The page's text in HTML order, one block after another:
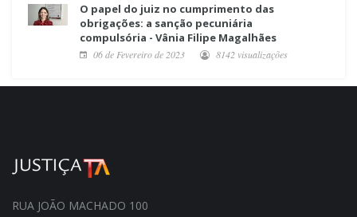
O papel do juiz no cumprimento das
obrigações: a sanção pecuniária
compulsória - Vânia Filipe Magalhães
06 de Fevereiro de 2023 8142 visualizações
RUA JOÃO MACHADO 100